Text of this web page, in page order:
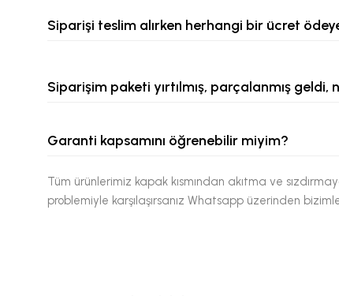
Siparişi teslim alırken herhangi bir ücret
Siparişim paketi yırtılmış, parçalanmış geldi,
Garanti kapsamını öğrenebilir miyim?
Tüm ürünlerimiz kapak kısmından akıtma ve
problemiyle karşılaşırsanız Whatsapp üzerinden